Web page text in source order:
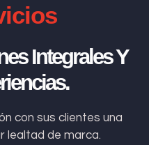
Integrales Y
con sus clientes una
lealtad de marca.